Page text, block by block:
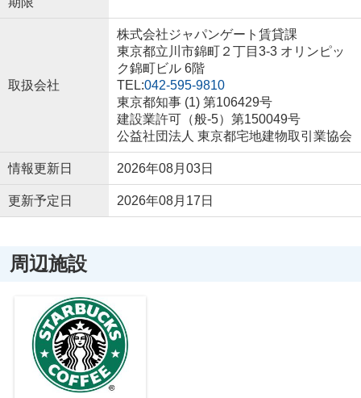
取扱会社
株式会社ジャパンゲート賃貸課
東京都立川市錦町２丁目3-3 オリンピッ
ク錦町ビル 6階
TEL:042-595-9810
東京都知事 (1) 第106429号
建設業許可（般-5）第150049号
公益社団法人 東京都宅地建物取引業協会
情報更新日 2026年08月03日
更新予定日 2026年08月17日
周辺施設